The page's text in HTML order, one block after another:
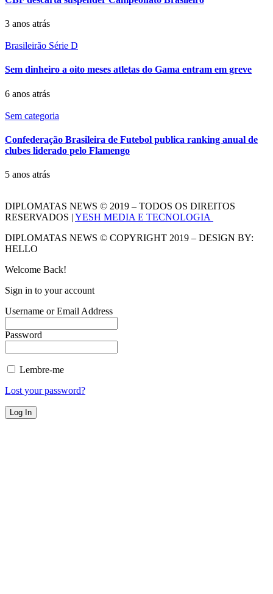
3 anos atrás
Brasileirão Série D
Sem dinheiro a oito meses atletas do Gama entram em greve
6 anos atrás
Sem categoria
Confederação Brasileira de Futebol publica ranking anual de
clubes liderado pelo Flamengo
5 anos atrás
DIPLOMATAS NEWS © 2019 – TODOS OS DIREITOS
RESERVADOS | YESH MEDIA E TECNOLOGIA
DIPLOMATAS NEWS © COPYRIGHT 2019 – DESIGN BY:
HELLO
Welcome Back!
Sign in to your account
Username or Email Address
Password
Lembre-me
Lost your password?